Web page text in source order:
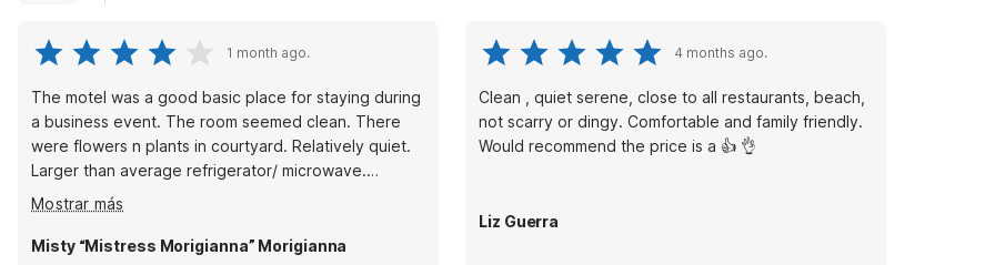
1 month ago.
The motel was a good basic place for staying during
a business event. The room seemed clean. There
were flowers n plants in courtyard. Relatively quiet.
Larger than average refrigerator/ microwave.
Problems- no ice (broken). There was a ball of some
unidentifiable something in the coffee pot water
section-growing.
Mostrar más
Misty “Mistress Morigianna” Morigianna
4 months ago.
Clean , quiet serene, close to all restaurants, beach,
not scarry or dingy. Comfortable and family friendly.
Would recommend the price is a 👍 👌
Liz Guerra